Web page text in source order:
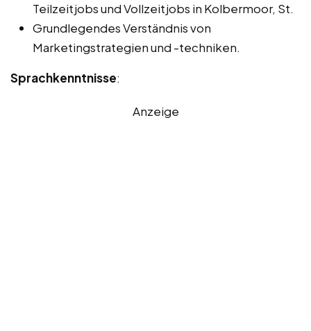
Teilzeitjobs und Vollzeitjobs in Kolbermoor, St.
Grundlegendes Verständnis von
Marketingstrategien und -techniken.
Sprachkenntnisse:
Anzeige